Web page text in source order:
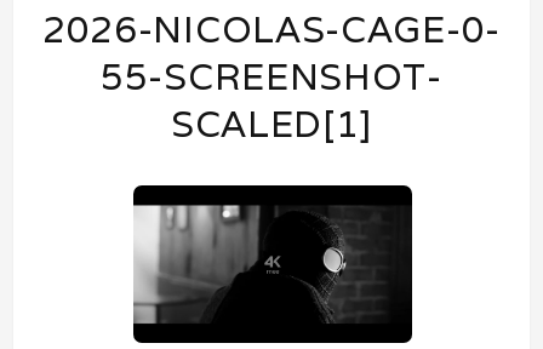
2026-NICOLAS-CAGE-0-
55-SCREENSHOT-
SCALED[1]